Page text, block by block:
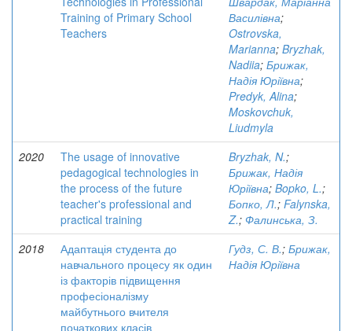
Training of Primary School
Teachers
Василівна;
Ostrovska,
Marianna; Bryzhak,
Nadiia; Брижак,
Надія Юріївна;
Predyk, Alina;
Moskovchuk,
Liudmyla
2020
The usage of innovative
pedagogical technologies in
the process of the future
teacher's professional and
practical training
Bryzhak, N.;
Брижак, Надія
Юріївна; Bopko, L.;
Бопко, Л.; Falynska,
Z.; Фалинська, З.
2018
Адаптація студента до
навчального процесу як один
із факторів підвищення
професіоналізму
майбутнього вчителя
початкових класів
Гудз, С. В.; Брижак,
Надія Юріївна